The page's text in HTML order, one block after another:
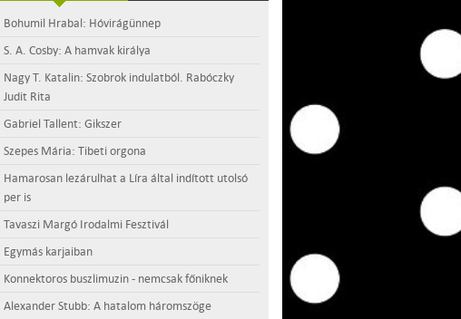
Bohumil Hrabal: Hóvirágünnep
S. A. Cosby: A hamvak királya
Nagy T. Katalin: Szobrok indulatból. Rabóczky
Judit Rita
Gabriel Tallent: Gikszer
Szepes Mária: Tibeti orgona
Hamarosan lezárulhat a Líra által indított utolsó
per is
Tavaszi Margó Irodalmi Fesztivál
Egymás karjaiban
Konnektoros buszlimuzin - nemcsak főniknek
Alexander Stubb: A hatalom háromszöge